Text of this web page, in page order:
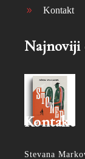
Kontakt
Najnoviji
Kontakt
Stevana